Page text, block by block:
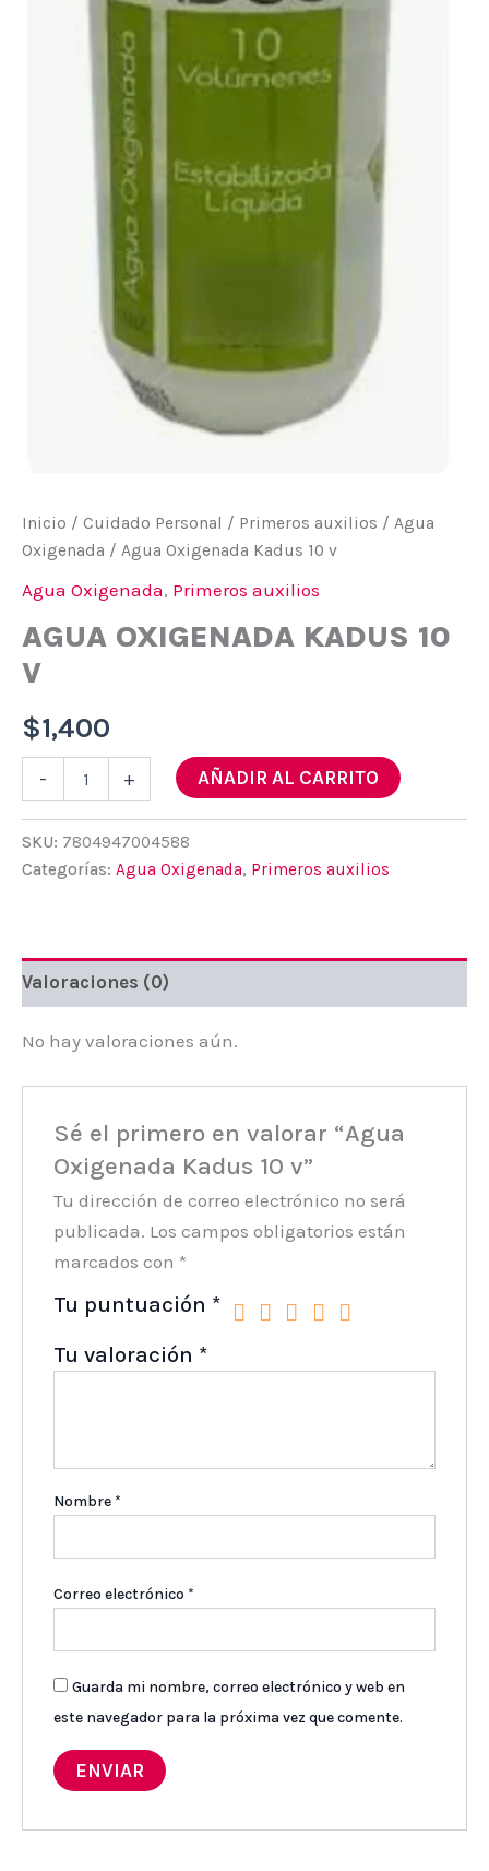
Inicio / Cuidado Personal / Primeros auxilios / Agua
Oxigenada / Agua Oxigenada Kadus 10 v
Agua Oxigenada, Primeros auxilios
AGUA OXIGENADA KADUS 10
V
$1,400
-
Oxigenada
v
cantidad
+ AÑADIR AL CARRITO
SKU: 7804947004588
Categorías: Agua Oxigenada, Primeros auxilios
Valoraciones (0)
No hay valoraciones aún.
Sé el primero en valorar “Agua
Oxigenada Kadus 10 v”
Tu dirección de correo electrónico no será
publicada. Los campos obligatorios están
marcados con *
Tu puntuación *
Tu valoración *
Nombre *
Correo electrónico *
Guarda mi nombre, correo electrónico y web en
este navegador para la próxima vez que comente.